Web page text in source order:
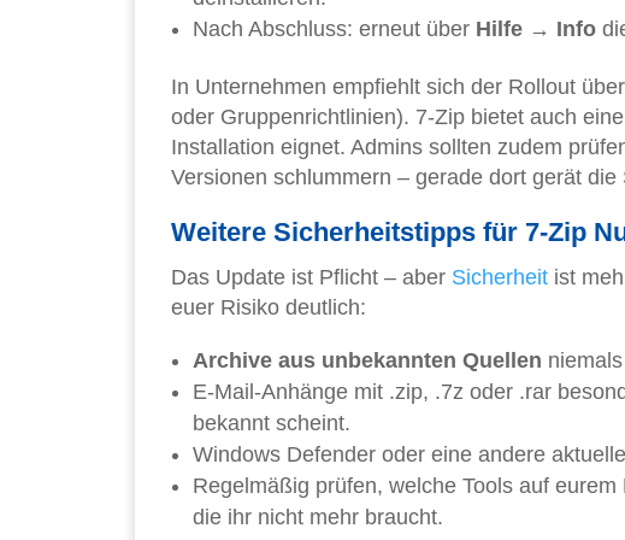
Nach Abschluss: erneut über Hilfe → Info
In Unternehmen empfiehlt sich der Rollout
oder Gruppenrichtlinien). 7-Zip bietet auch eine
Installation eignet. Admins sollten zudem
Versionen schlummern – gerade dort gerät
Weitere Sicherheitstipps für 7-Zip
Das Update ist Pflicht – aber Sicherheit ist
euer Risiko deutlich:
Archive aus unbekannten Quellen
E-Mail-Anhänge mit .zip, .7z oder .rar
bekannt scheint.
Windows Defender oder eine andere
Regelmäßig prüfen, welche Tools auf
die ihr nicht mehr braucht.